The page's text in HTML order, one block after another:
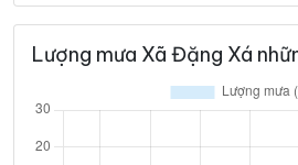
Lượng mưa Xã Đặng Xá